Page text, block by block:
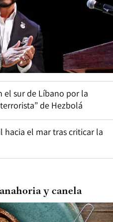
el sur de Líbano por la
de Hezbolá
hacia el mar tras criticar la
y canela